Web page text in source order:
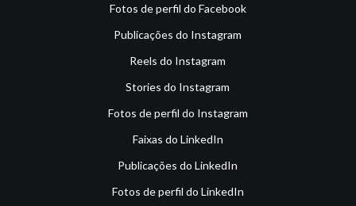
Fotos de perfil do Facebook
Publicações do Instagram
Reels do Instagram
Stories do Instagram
Fotos de perfil do Instagram
Faixas do LinkedIn
Publicações do LinkedIn
Fotos de perfil do LinkedIn